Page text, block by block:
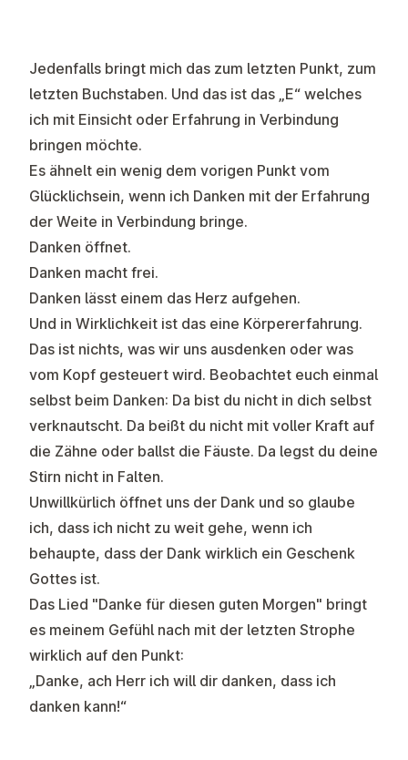
Jedenfalls bringt mich das zum letzten Punkt, zum
letzten Buchstaben. Und das ist das „E“ welches
ich mit Einsicht oder Erfahrung in Verbindung
bringen möchte.
Es ähnelt ein wenig dem vorigen Punkt vom
Glücklichsein, wenn ich Danken mit der Erfahrung
der Weite in Verbindung bringe.
Danken öffnet.
Danken macht frei.
Danken lässt einem das Herz aufgehen.
Und in Wirklichkeit ist das eine Körpererfahrung.
Das ist nichts, was wir uns ausdenken oder was
vom Kopf gesteuert wird. Beobachtet euch einmal
selbst beim Danken: Da bist du nicht in dich selbst
verknautscht. Da beißt du nicht mit voller Kraft auf
die Zähne oder ballst die Fäuste. Da legst du deine
Stirn nicht in Falten.
Unwillkürlich öffnet uns der Dank und so glaube
ich, dass ich nicht zu weit gehe, wenn ich
behaupte, dass der Dank wirklich ein Geschenk
Gottes ist.
Das Lied "Danke für diesen guten Morgen" bringt
es meinem Gefühl nach mit der letzten Strophe
wirklich auf den Punkt:
„Danke, ach Herr ich will dir danken, dass ich
danken kann!“